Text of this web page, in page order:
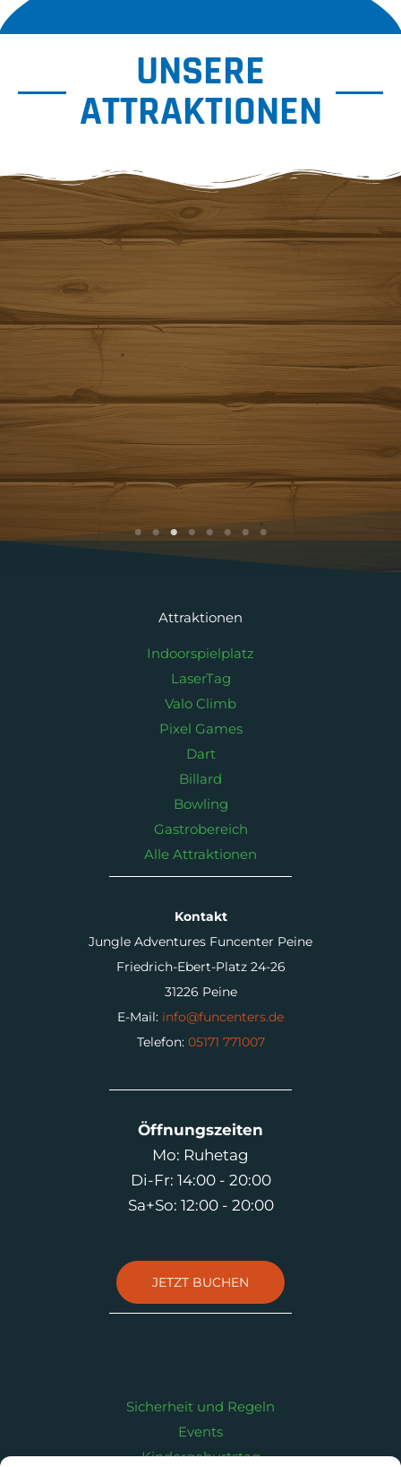
UNSERE
ATTRAKTIONEN
Steel Darts
Attraktionen
Indoorspielplatz
LaserTag
Valo Climb
Pixel Games
Dart
Billard
Bowling
Gastrobereich
Alle Attraktionen
Kontakt
Jungle Adventures Funcenter Peine
Friedrich-Ebert-Platz 24-26
31226 Peine
E-Mail: info@funcenters.de
Telefon: 05171 771007
Öffnungszeiten
Mo: Ruhetag
Di-Fr: 14:00 - 20:00
Sa+So: 12:00 - 20:00
JETZT BUCHEN
Sicherheit und Regeln
Events
Kindergeburtstag